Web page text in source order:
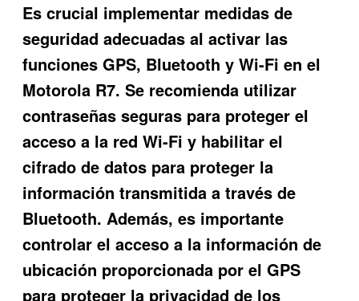
Es crucial implementar medidas de
seguridad adecuadas al activar las
funciones GPS, Bluetooth y Wi-Fi en el
Motorola R7. Se recomienda utilizar
contraseñas seguras para proteger el
acceso a la red Wi-Fi y habilitar el
cifrado de datos para proteger la
información transmitida a través de
Bluetooth. Además, es importante
controlar el acceso a la información de
ubicación proporcionada por el GPS
para proteger la privacidad de los